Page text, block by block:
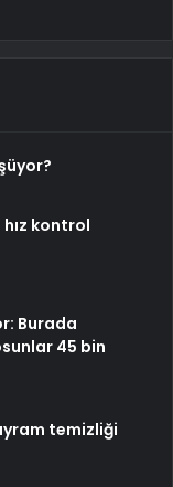
hız kontrol
Burada
45 bin
temizliği